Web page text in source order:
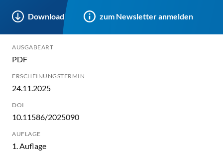
Download zum Newsletter anmelden
AUSGABEART
PDF
ERSCHEINUNGSTERMIN
24.11.2025
DOI
10.11586/2025090
AUFLAGE
1. Auflage